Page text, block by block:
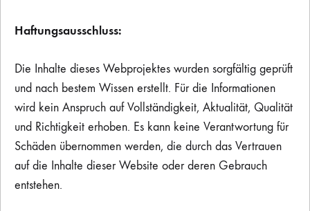
Haftungsausschluss:
Die Inhalte dieses Webprojektes wurden sorgfältig geprüft
und nach bestem Wissen erstellt. Für die Informationen
wird kein Anspruch auf Vollständigkeit, Aktualität, Qualität
und Richtigkeit erhoben. Es kann keine Verantwortung für
Schäden übernommen werden, die durch das Vertrauen
auf die Inhalte dieser Website oder deren Gebrauch
entstehen.